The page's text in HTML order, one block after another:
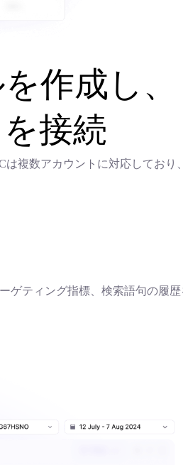
作成し、
接続
は複数アカウントに対応しており
ゲティング指標、検索語句の履